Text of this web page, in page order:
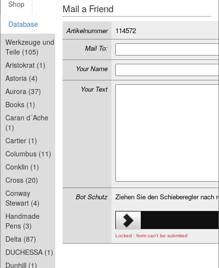
Shop
Database
Werkzeuge und
Teile (105)
Aristokrat (1)
Astoria (4)
Aurora (37)
Books (1)
Caran d´Ache
(1)
Cartier (1)
Columbus (11)
Conklin (1)
Cross (20)
Conway
Stewart (4)
Handmade
Pens (3)
Delta (87)
DUCHESSA (1)
Dunhill (1)
Mail a Friend
Artikelnummer
114572
Mail To:
Your Name
Your Text
Bot Schutz Ziehen Sie den Schieberegler nach
Locked : form can't be submited